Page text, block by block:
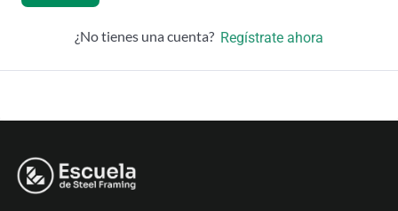
¿No tienes una cuenta? Regístrate ahora